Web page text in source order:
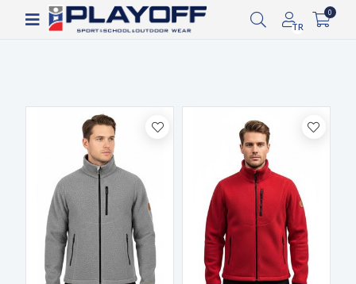
Siparişin 2-8 iş günü arasında kargoya verilecektir.
TR
0
Filtrele